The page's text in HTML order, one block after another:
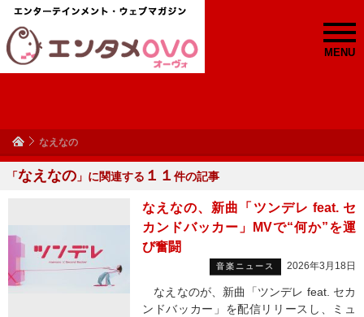
MENU
なえなの
「なえなの 」に関連する １１ 件の記事
なえなの、新曲「ツンデレ feat. セ
カンドバッカー」MVで“何か”を運
び奮闘
音楽ニュース 2026年3月18日
なえなのが、新曲「ツンデレ feat. セカ
ンドバッカー」を配信リリースし、ミュ